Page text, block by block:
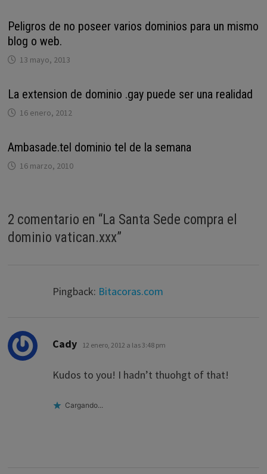
Peligros de no poseer varios dominios para un mismo
blog o web.
13 mayo, 2013
La extension de dominio .gay puede ser una realidad
16 enero, 2012
Ambasade.tel dominio tel de la semana
16 marzo, 2010
2 comentario en “La Santa Sede compra el
dominio vatican.xxx”
Pingback: Bitacoras.com
Cady dice:
12 enero, 2012 a las 3:48 pm
Kudos to you! I hadn’t thuohgt of that!
Cargando...